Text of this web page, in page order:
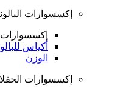
إكسسوارات
إكسسوارات
أكياس
الوزن
إكسسوارات